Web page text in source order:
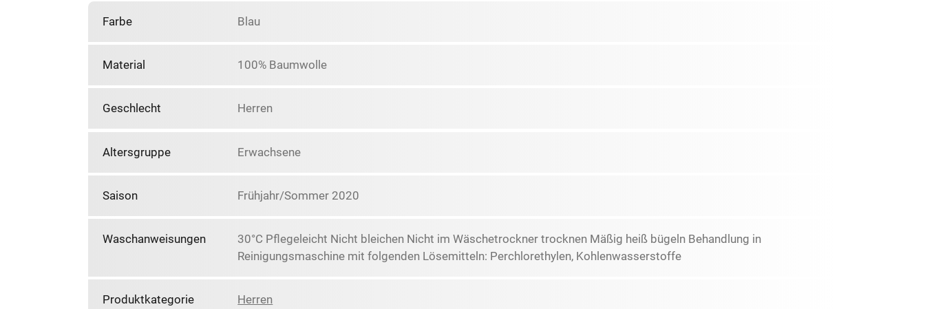
Farbe Blau
Material 100% Baumwolle
Geschlecht Herren
Altersgruppe Erwachsene
Saison Frühjahr/Sommer 2020
Waschanweisungen
30°C Pflegeleicht Nicht bleichen Nicht im Wäschetrockner trocknen Mäßig heiß bügeln Behandlung in
Reinigungsmaschine mit folgenden Lösemitteln: Perchlorethylen, Kohlenwasserstoffe
Produktkategorie Herren